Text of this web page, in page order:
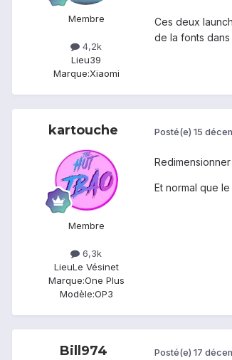
Membre
4,2k
Lieu39
Marque:Xiaomi
Ces deux
de la fonts
kartouche
Membre
6,3k
LieuLe Vésinet
Marque:One Plus
Modèle:OP3
Posté(e) 15
Et normal que
Bill974 Posté(e) 17